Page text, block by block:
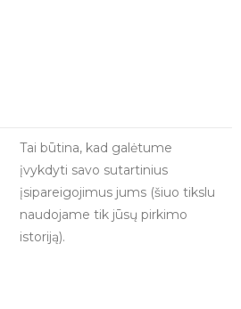
Tai būtina, kad galėtume
įvykdyti savo sutartinius
įsipareigojimus jums (šiuo tikslu
naudojame tik jūsų pirkimo
istoriją).